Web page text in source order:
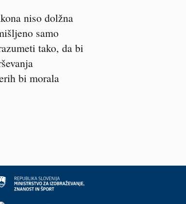
niso dolžna
samo
tako, da bi
bi morala